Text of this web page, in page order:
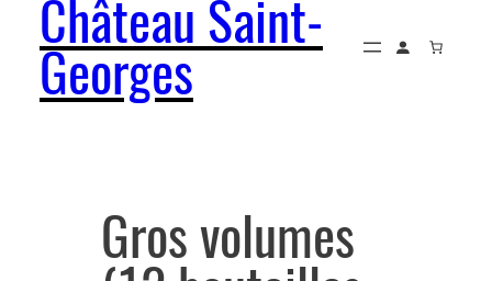
Château Saint-
Georges
Gros volumes